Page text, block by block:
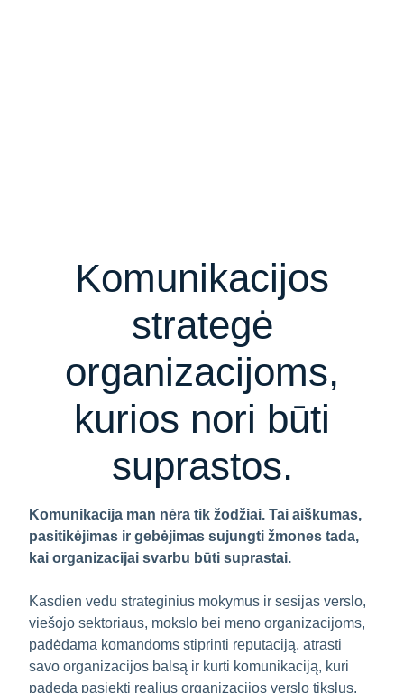
Komunikacijos
strategė
organizacijoms,
kurios nori būti
suprastos.
Komunikacija man nėra tik žodžiai. Tai aiškumas,
pasitikėjimas ir gebėjimas sujungti žmones tada,
kai organizacijai svarbu būti suprastai.
Kasdien vedu strateginius mokymus ir sesijas verslo,
viešojo sektoriaus, mokslo bei meno organizacijoms,
padėdama komandoms stiprinti reputaciją, atrasti
savo organizacijos balsą ir kurti komunikaciją, kuri
padeda pasiekti realius organizacijos verslo tikslus.